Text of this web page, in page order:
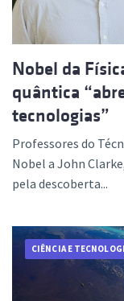
Nobel da
quântica
tecnologias”
Professores do
Nobel a John
pela descoberta...
CIÊNCIA E